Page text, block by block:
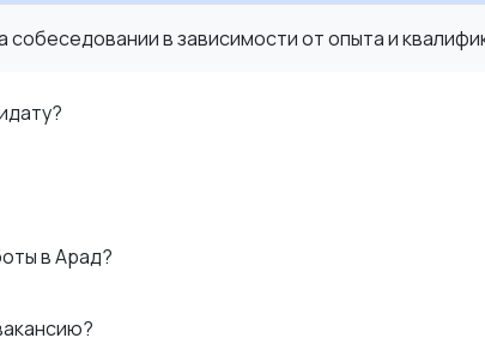
собеседовании в зависимости от опыта и
в Арад?